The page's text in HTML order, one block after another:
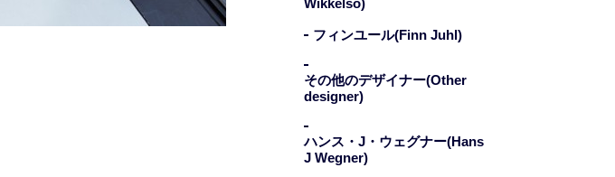
Wikkelso)
フィンユール(Finn Juhl)
その他のデザイナー(Other
designer)
ハンス・J・ウェグナー(Hans
J Wegner)